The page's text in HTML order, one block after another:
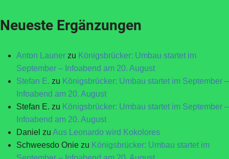
Neueste Ergänzungen
Anton Launer zu Königsbrücker: Umbau startet im
September – Infoabend am 20. August
Stefan E. zu Königsbrücker: Umbau startet im September –
Infoabend am 20. August
Stefan E. zu Königsbrücker: Umbau startet im September –
Infoabend am 20. August
Daniel zu Aus Leonardo wird Kokolores
Schweesdo Onie zu Königsbrücker: Umbau startet im